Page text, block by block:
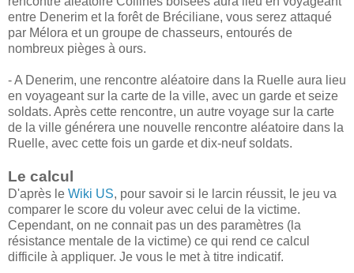
entre Denerim et la forêt de Bréciliane, vous serez attaqué
par Mélora et un groupe de chasseurs, entourés de
nombreux pièges à ours.
- A Denerim, une rencontre aléatoire dans la Ruelle aura lieu
en voyageant sur la carte de la ville, avec un garde et seize
soldats. Après cette rencontre, un autre voyage sur la carte
de la ville générera une nouvelle rencontre aléatoire dans la
Ruelle, avec cette fois un garde et dix-neuf soldats.
Le calcul
D'après le Wiki US, pour savoir si le larcin réussit, le jeu va
comparer le score du voleur avec celui de la victime.
Cependant, on ne connait pas un des paramètres (la
résistance mentale de la victime) ce qui rend ce calcul
difficile à appliquer. Je vous le met à titre indicatif.